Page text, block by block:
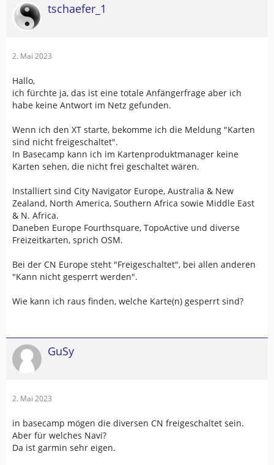
tschaefer_1
2. Mai 2023
Hallo,
ich fürchte ja, das ist eine totale Anfängerfrage aber ich
habe keine Antwort im Netz gefunden.
Wenn ich den XT starte, bekomme ich die Meldung "Karten
sind nicht freigeschaltet".
In Basecamp kann ich im Kartenproduktmanager keine
Karten sehen, die nicht frei geschaltet wären.
Installiert sind City Navigator Europe, Australia & New
Zealand, North America, Southern Africa sowie Middle East
& N. Africa.
Daneben Europe Fourthsquare, TopoActive und diverse
Freizeitkarten, sprich OSM.
Bei der CN Europe steht "Freigeschaltet", bei allen anderen
"Kann nicht gesperrt werden".
Wie kann ich raus finden, welche Karte(n) gesperrt sind?
GuSy
2. Mai 2023
in basecamp mögen die diversen CN freigeschaltet sein.
Aber für welches Navi?
Da ist garmin sehr eigen.